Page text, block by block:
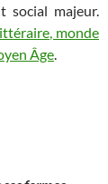
social majeur.
monde
Âge